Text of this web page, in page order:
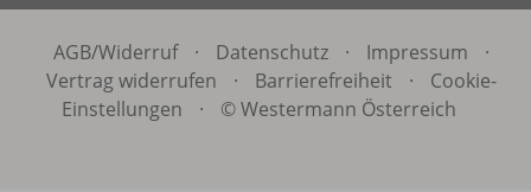
AGB/Widerruf · Datenschutz · Impressum
·
Vertrag widerrufen
· Barrierefreiheit ·
Cookie-
Einstellungen
· © Westermann Österreich